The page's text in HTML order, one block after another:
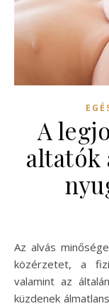
A
altatók
Az alvás minősége alapvetően befolyásolja a mindennapi
közérzetet, a
valamint az
küzdenek